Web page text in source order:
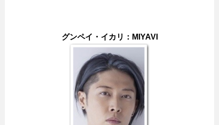
グンペイ・イカリ：MIYAVI